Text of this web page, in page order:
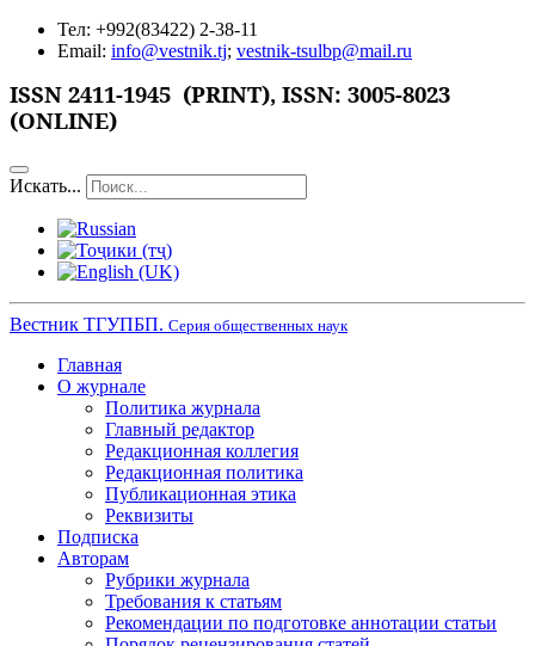
Тел: +992(83422) 2-38-11
Email: info@vestnik.tj; vestnik-tsulbp@mail.ru
ISSN 2411-1945 (PRINT), ISSN: 3005-8023
(ONLINE)
Искать...
Вестник ТГУПБП. Серия общественных наук
Главная
О журнале
Политика журнала
Главный редактор
Редакционная коллегия
Редакционная политика
Публикационная этика
Реквизиты
Подписка
Авторам
Рубрики журнала
Требования к статьям
Рекомендации по подготовке аннотации статьи